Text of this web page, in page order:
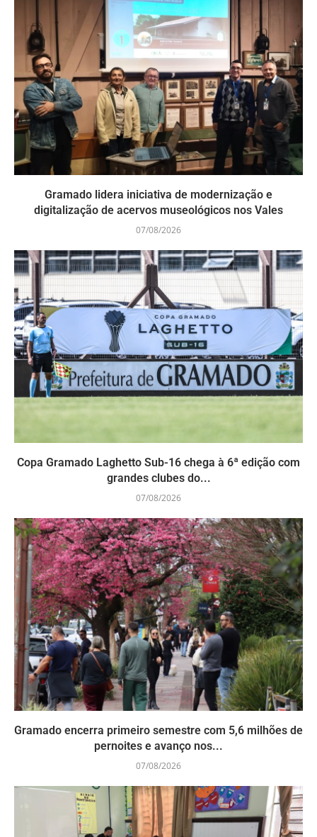
Gramado lidera iniciativa de modernização e
digitalização de acervos museológicos nos Vales
07/08/2026
Copa Gramado Laghetto Sub-16 chega à 6ª edição com
grandes clubes do...
07/08/2026
Gramado encerra primeiro semestre com 5,6 milhões de
pernoites e avanço nos...
07/08/2026